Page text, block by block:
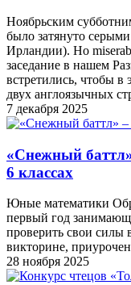
Ноябрьским
было затянуто
Ирландии). Но
заседание в нашем
встретились, чтобы в
двух англоязычных
7 декабря 2025
«Снежный
6 классах
Юные математики
первый год
проверить свои силы
викторине,
28 ноября 2025